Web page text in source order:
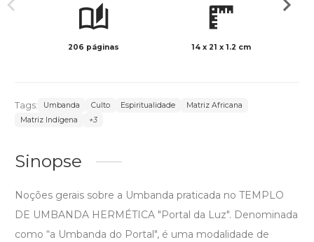
206 páginas 14 x 21 x 1.2 cm
Tags: Umbanda Culto Espiritualidade
Matriz Africana
Matriz Indígena
+3
Sinopse
Noções gerais sobre a Umbanda praticada no TEMPLO
DE UMBANDA HERMÉTICA "Portal da Luz". Denominada
como “a Umbanda do Portal", é uma modalidade de